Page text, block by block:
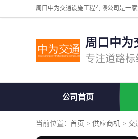
周口中为
公司首页
当前位置： 首页 > 供应商机 > 交